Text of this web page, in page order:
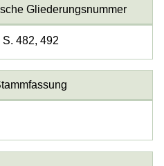
Gliederungsnummer
482, 492